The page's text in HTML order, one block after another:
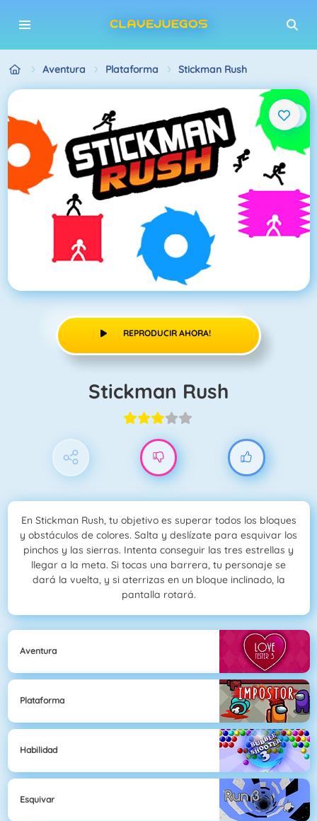
Aventura Plataforma Stickman Rush
REPRODUCIR AHORA!
Stickman Rush
En Stickman Rush, tu objetivo es superar todos los bloques
y obstáculos de colores. Salta y deslízate para esquivar los
pinchos y las sierras. Intenta conseguir las tres estrellas y
llegar a la meta. Si tocas una barrera, tu personaje se
dará la vuelta, y si aterrizas en un bloque inclinado, la
pantalla rotará.
Aventura
Plataforma
Habilidad
Esquivar